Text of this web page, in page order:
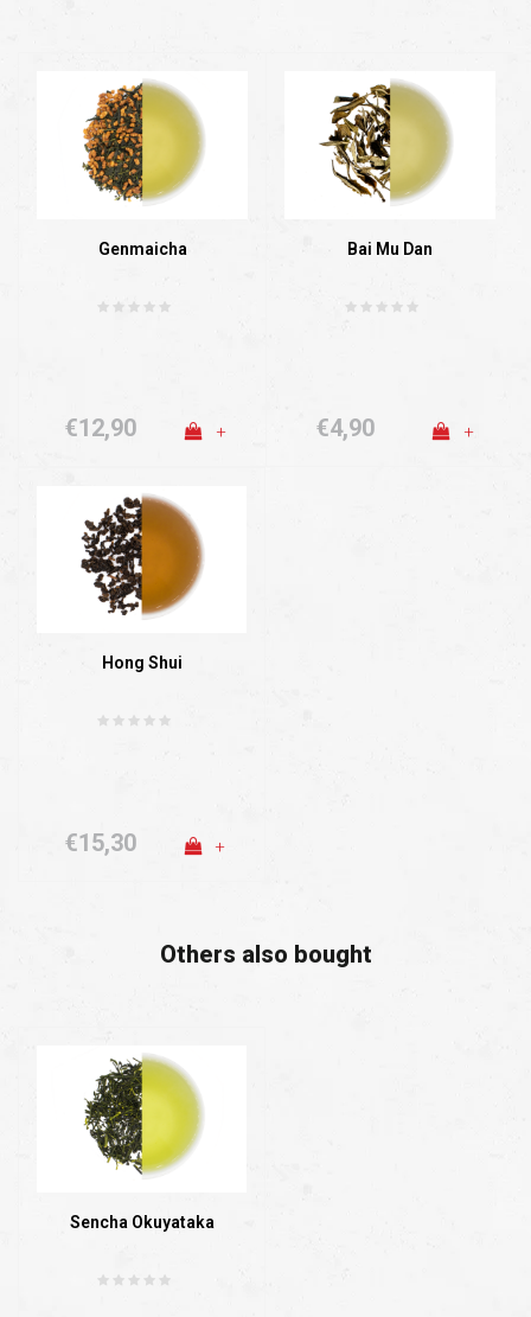
Genmaicha
€12,90 +
Bai Mu Dan
€4,90 +
Hong Shui
€15,30 +
Others also bought
Sencha Okuyataka